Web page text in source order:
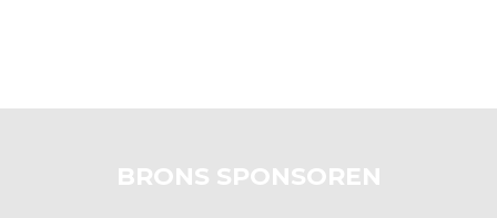
BRONS SPONSOREN